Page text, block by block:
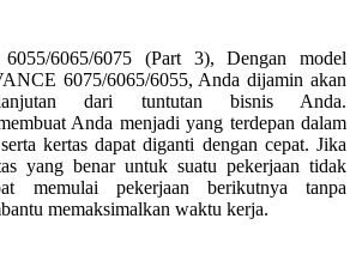
6065/6075 (Part 3), Dengan model
6075/6065/6055, Anda dijamin akan
dari tuntutan bisnis Anda.
Anda menjadi yang terdepan dalam
kertas dapat diganti dengan cepat. Jika
yang benar untuk suatu pekerjaan tidak
memulai pekerjaan berikutnya tanpa
memaksimalkan waktu kerja.